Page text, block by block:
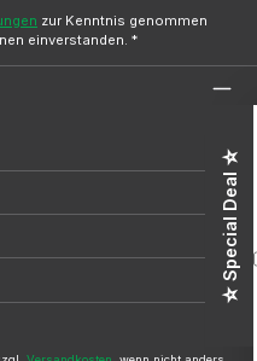
zur Kenntnis genommen
einverstanden.*
☆ Special Deal ☆